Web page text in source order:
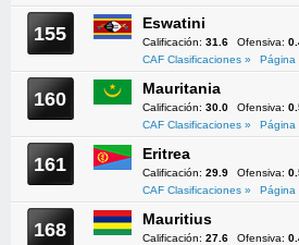
155 Eswatini
Calificación: 31.6 Ofensiva:
CAF Clasificaciones »
Página
160 Mauritania
Calificación: 30.0 Ofensiva:
CAF Clasificaciones »
Página
161 Eritrea
Calificación: 29.9 Ofensiva:
CAF Clasificaciones »
Página
168 Mauritius
Calificación: 27.6 Ofensiva: